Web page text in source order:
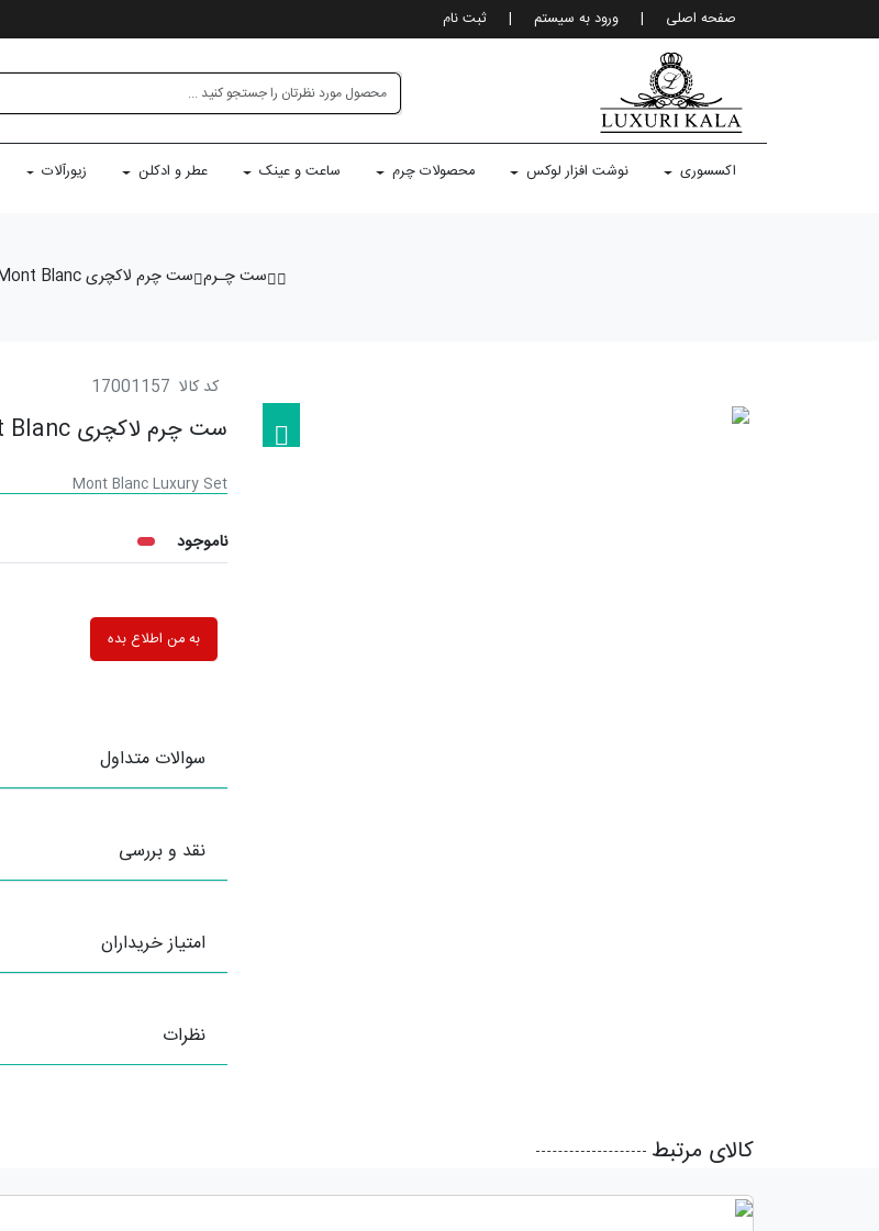
صفحه اصلی | ورود به سيستم | ثبت نام
اکسسوری نوشت افزار لوکس محصولات چرم ساعت و عینک عطر و ادکلن زیورآلات
ست چـرم ست چرم لاكچری Mont Blanc
کد کالا 17001157
ست چرم لاكچری Mont Blanc
Mont Blanc Luxury Set
ناموجود
به من اطلاع بده
سوالات متداول
نقد و بررسی
امتیاز خریداران
نظرات
کالای مرتبط